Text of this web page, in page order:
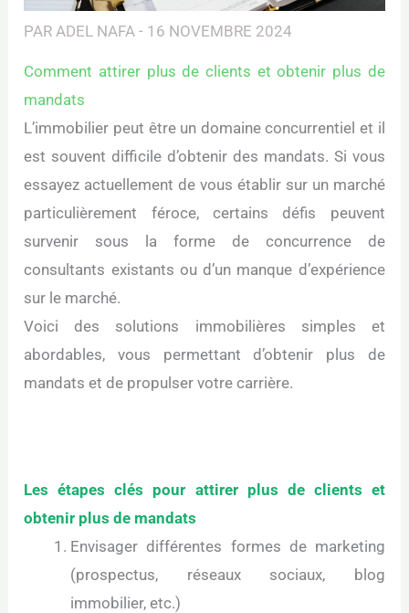
PARADEL NAFA- 16 NOVEMBRE 2024
Comment attirer plus de clients et obtenir plus de
mandats
L’immobilier peut être un domaine concurrentiel et il
est souvent difficile d’obtenir des mandats. Si vous
essayez actuellement de vous établir sur un marché
particulièrement féroce, certains défis peuvent
survenir sous la forme de concurrence de
consultants existants ou d’un manque d’expérience
sur le marché.
Voici des solutions immobilières simples et
abordables, vous permettant d’obtenir plus de
mandats et de propulser votre carrière.
Les étapes clés pour attirer plus de clients et
obtenir plus de mandats
Envisager différentes formes de marketing
(prospectus, réseaux sociaux, blog
immobilier, etc.)